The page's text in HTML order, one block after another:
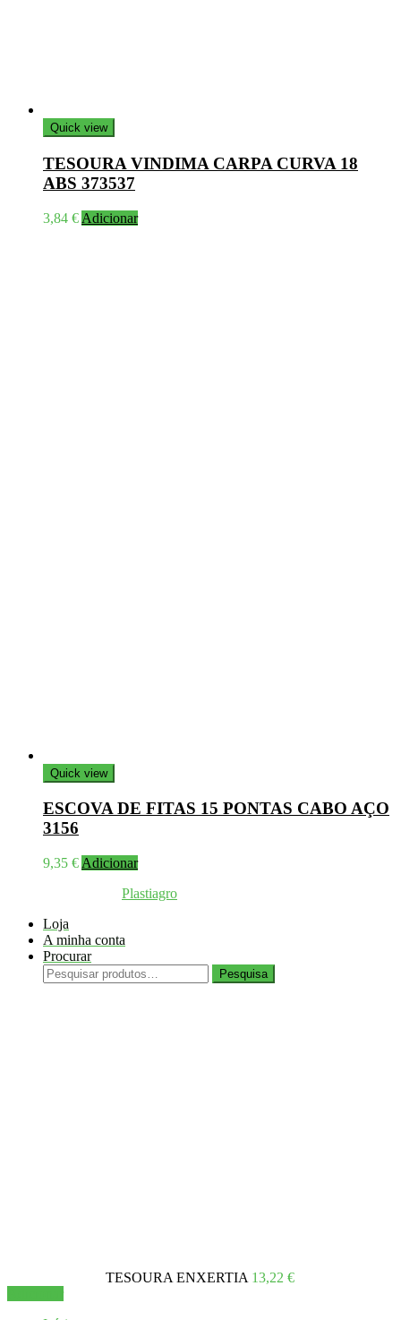
Quick view
TESOURA VINDIMA CARPA CURVA 18
ABS 373537
3,84 € Adicionar
Quick view
ESCOVA DE FITAS 15 PONTAS CABO AÇO
3156
9,35 € Adicionar
Plastiagro
Loja
A minha conta
Procurar
Pesquisar
por:
Pesquisa
TESOURA ENXERTIA 13,22 €